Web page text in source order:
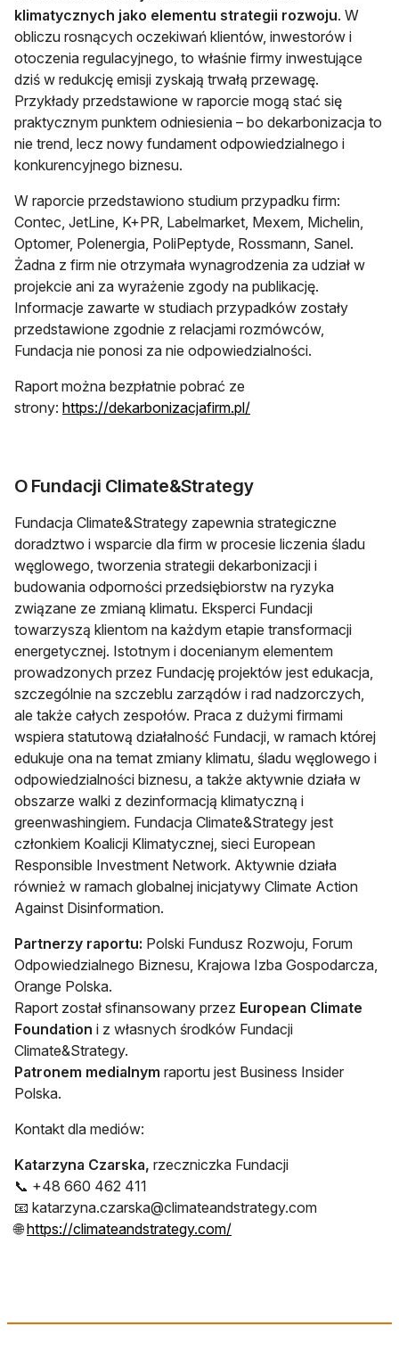
klimatycznych jako elementu strategii rozwoju. W
obliczu rosnących oczekiwań klientów, inwestorów i
otoczenia regulacyjnego, to właśnie firmy inwestujące
dziś w redukcję emisji zyskają trwałą przewagę.
Przykłady przedstawione w raporcie mogą stać się
praktycznym punktem odniesienia – bo dekarbonizacja to
nie trend, lecz nowy fundament odpowiedzialnego i
konkurencyjnego biznesu.
W raporcie przedstawiono studium przypadku firm:
Contec, JetLine, K+PR, Labelmarket, Mexem, Michelin,
Optomer, Polenergia, PoliPeptyde, Rossmann, Sanel.
Żadna z firm nie otrzymała wynagrodzenia za udział w
projekcie ani za wyrażenie zgody na publikację.
Informacje zawarte w studiach przypadków zostały
przedstawione zgodnie z relacjami rozmówców,
Fundacja nie ponosi za nie odpowiedzialności.
Raport można bezpłatnie pobrać ze
strony: https://dekarbonizacjafirm.pl/otwiera się w nowej
O Fundacji Climate&Strategy
Fundacja Climate&Strategy zapewnia strategiczne
doradztwo i wsparcie dla firm w procesie liczenia śladu
węglowego, tworzenia strategii dekarbonizacji i
budowania odporności przedsiębiorstw na ryzyka
związane ze zmianą klimatu. Eksperci Fundacji
towarzyszą klientom na każdym etapie transformacji
energetycznej. Istotnym i docenianym elementem
prowadzonych przez Fundację projektów jest edukacja,
szczególnie na szczeblu zarządów i rad nadzorczych,
ale także całych zespołów. Praca z dużymi firmami
wspiera statutową działalność Fundacji, w ramach której
edukuje ona na temat zmiany klimatu, śladu węglowego i
odpowiedzialności biznesu, a także aktywnie działa w
obszarze walki z dezinformacją klimatyczną i
greenwashingiem. Fundacja Climate&Strategy jest
członkiem Koalicji Klimatycznej, sieci European
Responsible Investment Network. Aktywnie działa
również w ramach globalnej inicjatywy Climate Action
Against Disinformation.
Partnerzy raportu: Polski Fundusz Rozwoju, Forum
Odpowiedzialnego Biznesu, Krajowa Izba Gospodarcza,
Orange Polska.
Raport został sfinansowany przez European Climate
Foundation i z własnych środków Fundacji
Climate&Strategy.
Patronem medialnym raportu jest Business Insider
Polska.
Kontakt dla mediów:
Katarzyna Czarska, rzeczniczka Fundacji
📞 +48 660 462 411
📧 katarzyna.czarska@climateandstrategy.com
🌐https://climateandstrategy.com/otwiera się w nowej karcie